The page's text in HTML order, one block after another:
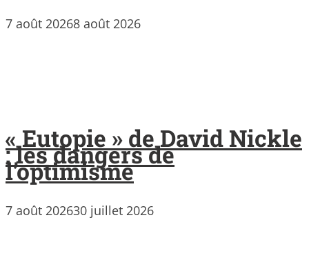
7 août 20268 août 2026
« Eutopie » de David Nickle
: les dangers de
l’optimisme
7 août 202630 juillet 2026